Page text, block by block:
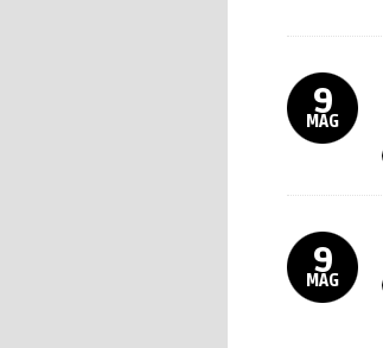
9
MAG
9
MAG